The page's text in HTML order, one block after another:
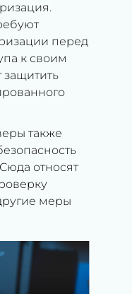
перед
к своим
защитить
также
относят
меры